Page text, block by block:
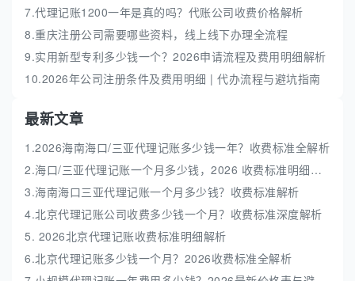
7.代理记账1200一年是真的吗？代账公司收费价格解析
8.重庆注册公司需要哪些资料，线上线下办理全流程
9.实用新型专利多少钱一个？2026申请流程及费用明细解析
10.2026年公司注册条件及费用明细 | 代办流程与避坑指南
最新文章
1.2026海南海口/三亚代理记账多少钱一年？收费标准全解析
2.海口/三亚代理记账一个月多少钱，2026 收费标准明细解析
3.海南海口三亚代理记账一个月多少钱？收费标准解析
4.北京代理记账公司收费多少钱一个月？收费标准深度解析
5. 2026北京代理记账收费标准明细解析
6.北京代理记账多少钱一个月？2026收费标准全解析